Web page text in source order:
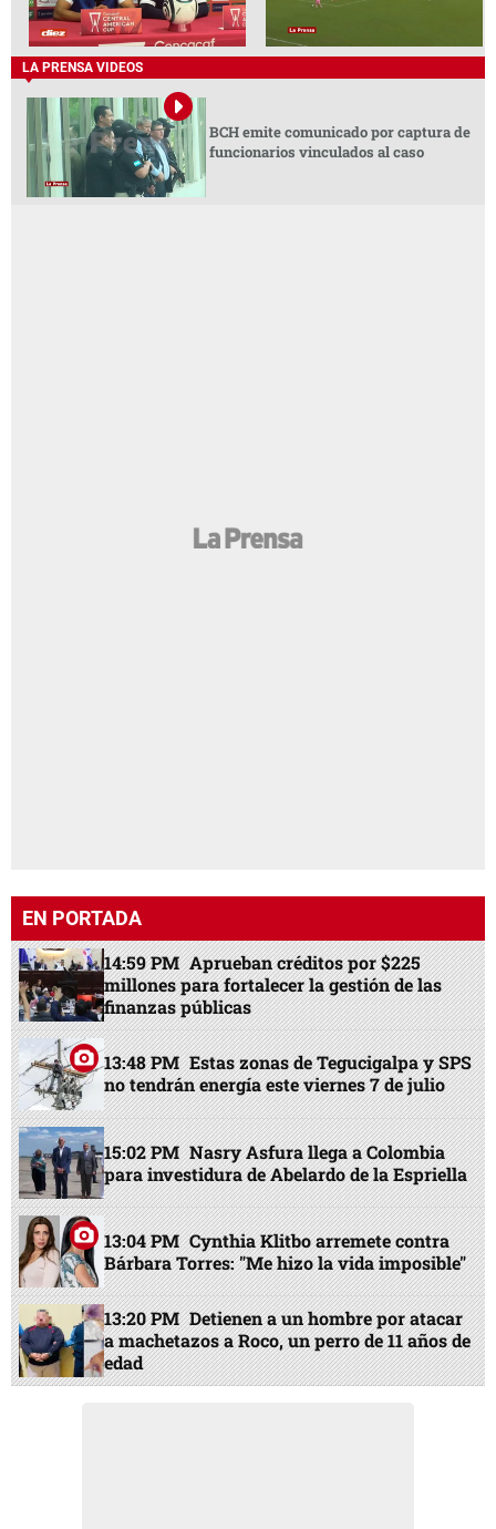
LA PRENSA VIDEOS
BCH emite comunicado por captura de
funcionarios vinculados al caso
EN PORTADA
14:59 PM Aprueban créditos por $225
millones para fortalecer la gestión de las
finanzas públicas
13:48 PM Estas zonas de Tegucigalpa y SPS
no tendrán energía este viernes 7 de julio
15:02 PM Nasry Asfura llega a Colombia
para investidura de Abelardo de la Espriella
13:04 PM Cynthia Klitbo arremete contra
Bárbara Torres: "Me hizo la vida imposible"
13:20 PM Detienen a un hombre por atacar
a machetazos a Roco, un perro de 11 años de
edad